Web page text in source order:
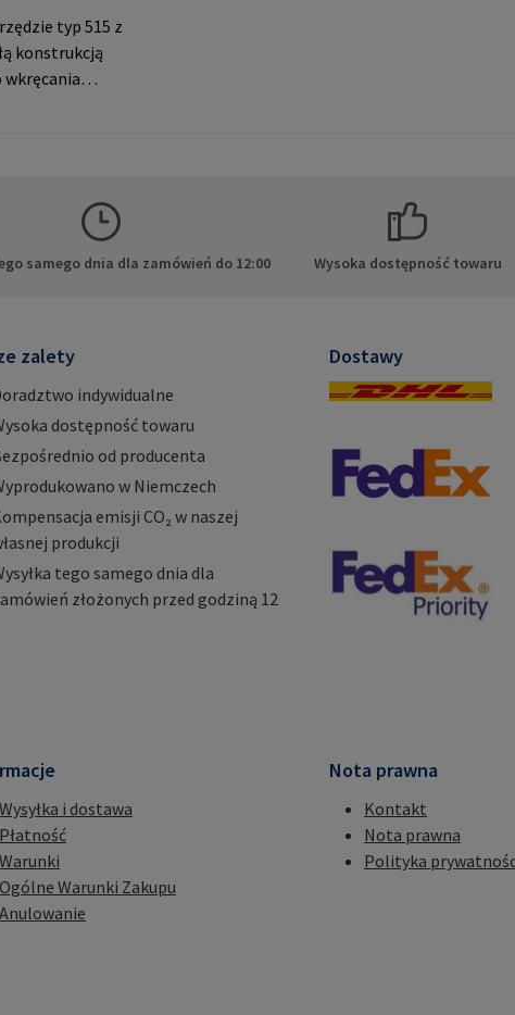
typ 515 z
konstrukcją
wkręcania
producenta:
& Co. KG Auf
21514 Büchen
samego dnia dla zamówień do 12:00 Wysoka dostępność towaru
zalety
indywidualne
dostępność towaru
od producenta
w Niemczech
emisji CO₂ w naszej
produkcji
tego samego dnia dla
złożonych przed godziną 12
Dostawy
Wysyłka i dostawa
Płatność
Warunki
Ogólne Warunki Zakupu
Anulowanie
Nota prawna
Kontakt
Nota prawna
Polityka